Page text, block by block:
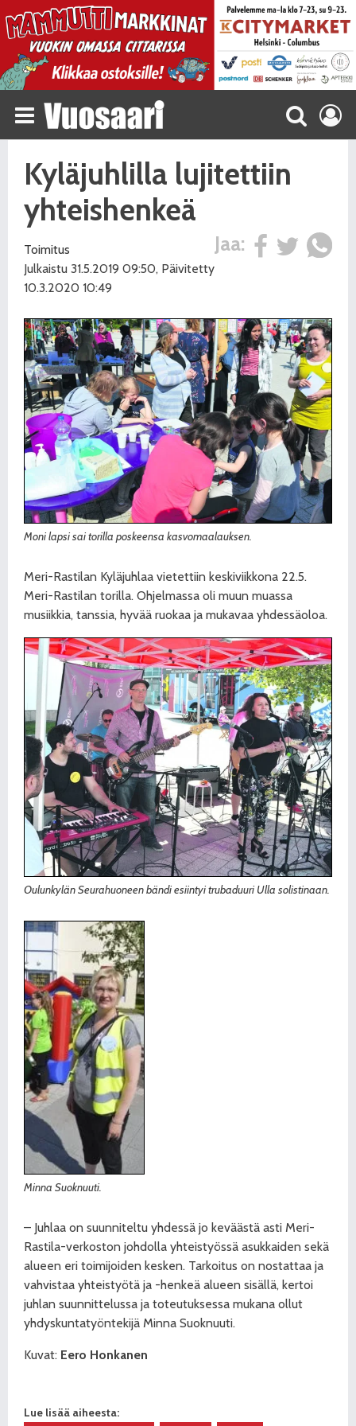
Kyläjuhlilla lujitettiin
yhteishenkeä
Jaa:
Toimitus
Julkaistu 31.5.2019 09:50, Päivitetty
10.3.2020 10:49
Moni lapsi sai torilla poskeensa kasvomaalauksen.
Meri-Rastilan Kyläjuhlaa vietettiin keskiviikkona 22.5.
Meri-Rastilan torilla. Ohjelmassa oli muun muassa
musiikkia, tanssia, hyvää ruokaa ja mukavaa yhdessäoloa.
Oulunkylän Seurahuoneen bändi esiintyi trubaduuri Ulla solistinaan.
Minna Suoknuuti.
– Juhlaa on suunniteltu yhdessä jo keväästä asti Meri-
Rastila-verkoston johdolla yhteistyössä asukkaiden sekä
alueen eri toimijoiden kesken. Tarkoitus on nostattaa ja
vahvistaa yhteistyötä ja -henkeä alueen sisällä, kertoi
juhlan suunnittelussa ja toteutuksessa mukana ollut
yhdyskuntatyöntekijä Minna Suoknuuti.
Kuvat: Eero Honkanen
Lue lisää aiheesta: